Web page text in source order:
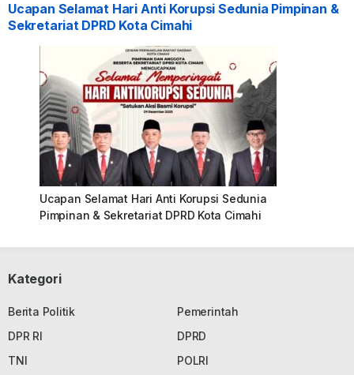
Ucapan Selamat Hari Anti Korupsi Sedunia Pimpinan &
Sekretariat DPRD Kota Cimahi
Ucapan Selamat Hari Anti Korupsi Sedunia
Pimpinan & Sekretariat DPRD Kota Cimahi
Kategori
Berita Politik
Pemerintah
DPR RI
DPRD
TNI
POLRI